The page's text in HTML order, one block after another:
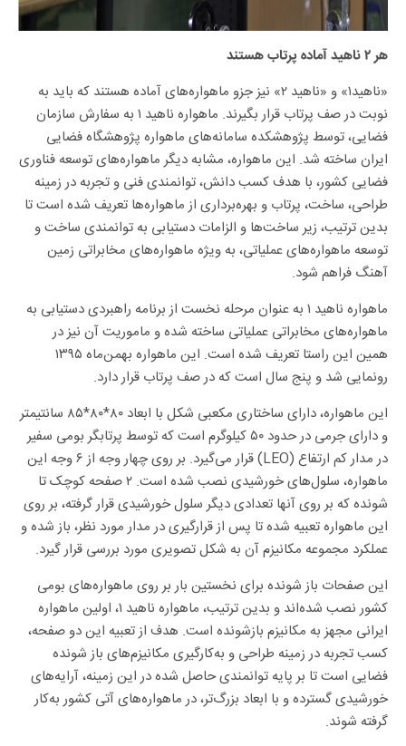
هر ۲ ناهید آماده پرتاب هستند
«ناهید۱» و «ناهید ۲» نیز جزو ماهواره‌های آماده هستند که باید به
نوبت در صف پرتاب قرار بگیرند. ماهواره ناهید ۱ به سفارش سازمان
فضایی، توسط پژوهشکده سامانه‌های ماهواره پژوهشگاه فضایی
ایران ساخته شد. این ماهواره، مشابه دیگر ماهواره‌های توسعه فناوری
فضایی کشور، با هدف کسب دانش، توانمندی فنی و تجربه در زمینه
طراحی، ساخت، پرتاب و بهره‌برداری از ماهواره‌ها تعریف شده است تا
بدین ترتیب، زیر ساخت‌ها و الزامات دستیابی به توانمندی ساخت و
توسعه ماهواره‌های عملیاتی، به ویژه ماهواره‌های مخابراتی زمین
آهنگ فراهم شود.
ماهواره ناهید ۱ به عنوان مرحله نخست از برنامه راهبردی دستیابی به
ماهواره‌های مخابراتی عملیاتی ساخته شده و ماموریت آن نیز در
همین این راستا تعریف شده است. این ماهواره بهمن‌ماه ۱۳۹۵
رونمایی شد و پنج سال است که در صف پرتاب قرار دارد.
این ماهواره، دارای ساختاری مکعبی شکل با ابعاد ۸۰*۸۰*۸۵ سانتیمتر
و دارای جرمی در حدود ۵۰ کیلوگرم است که توسط پرتابگر بومی سفیر
در مدار کم ارتفاع (LEO) قرار می‌گیرد. بر روی چهار وجه از ۶ وجه این
ماهواره، سلول‌های خورشیدی نصب شده است. ۲ صفحه کوچک تا
شونده که بر روی آنها تعدادی دیگر سلول خورشیدی قرار گرفته، بر روی
این ماهواره تعبیه شده تا پس از قرارگیری در مدار مورد نظر، باز شده و
عملکرد مجموعه مکانیزم آن به شکل تصویری مورد بررسی قرار گیرد.
این صفحات باز شونده‌ برای نخستین بار بر روی ماهواره‌های بومی
کشور نصب شده‌اند و بدین ترتیب، ماهواره ناهید ۱، اولین ماهواره
ایرانی مجهز به مکانیزم بازشونده است. هدف از تعبیه این دو صفحه،
کسب تجربه در زمینه طراحی و به‌کارگیری مکانیزم‌های باز شونده
فضایی است تا بر پایه توانمندی حاصل شده در این زمینه، آرایه‌های
خورشیدی گسترده و با ابعاد بزرگ‌تر، در ماهواره‌های آتی کشور به‌کار
گرفته شوند.